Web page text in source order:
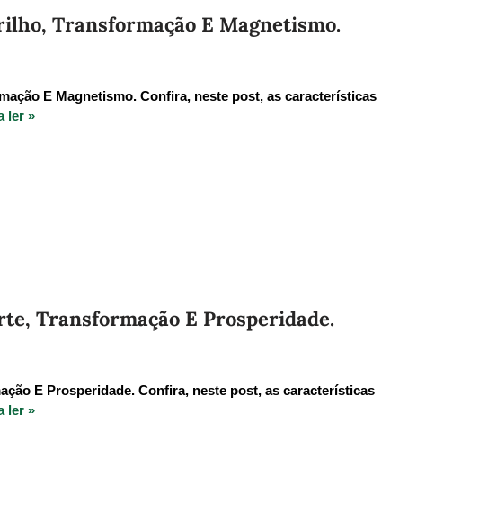
Transformação E Magnetismo.
E Magnetismo. Confira, neste post, as características
ler »
Transformação E Prosperidade.
E Prosperidade. Confira, neste post, as características
ler »